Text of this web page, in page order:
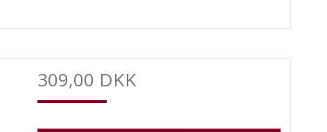
309,00 DKK